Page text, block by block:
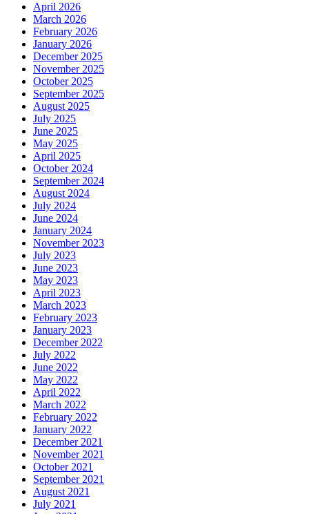
April 2026
March 2026
February 2026
January 2026
December 2025
November 2025
October 2025
September 2025
August 2025
July 2025
June 2025
May 2025
April 2025
October 2024
September 2024
August 2024
July 2024
June 2024
January 2024
November 2023
July 2023
June 2023
May 2023
April 2023
March 2023
February 2023
January 2023
December 2022
July 2022
June 2022
May 2022
April 2022
March 2022
February 2022
January 2022
December 2021
November 2021
October 2021
September 2021
August 2021
July 2021